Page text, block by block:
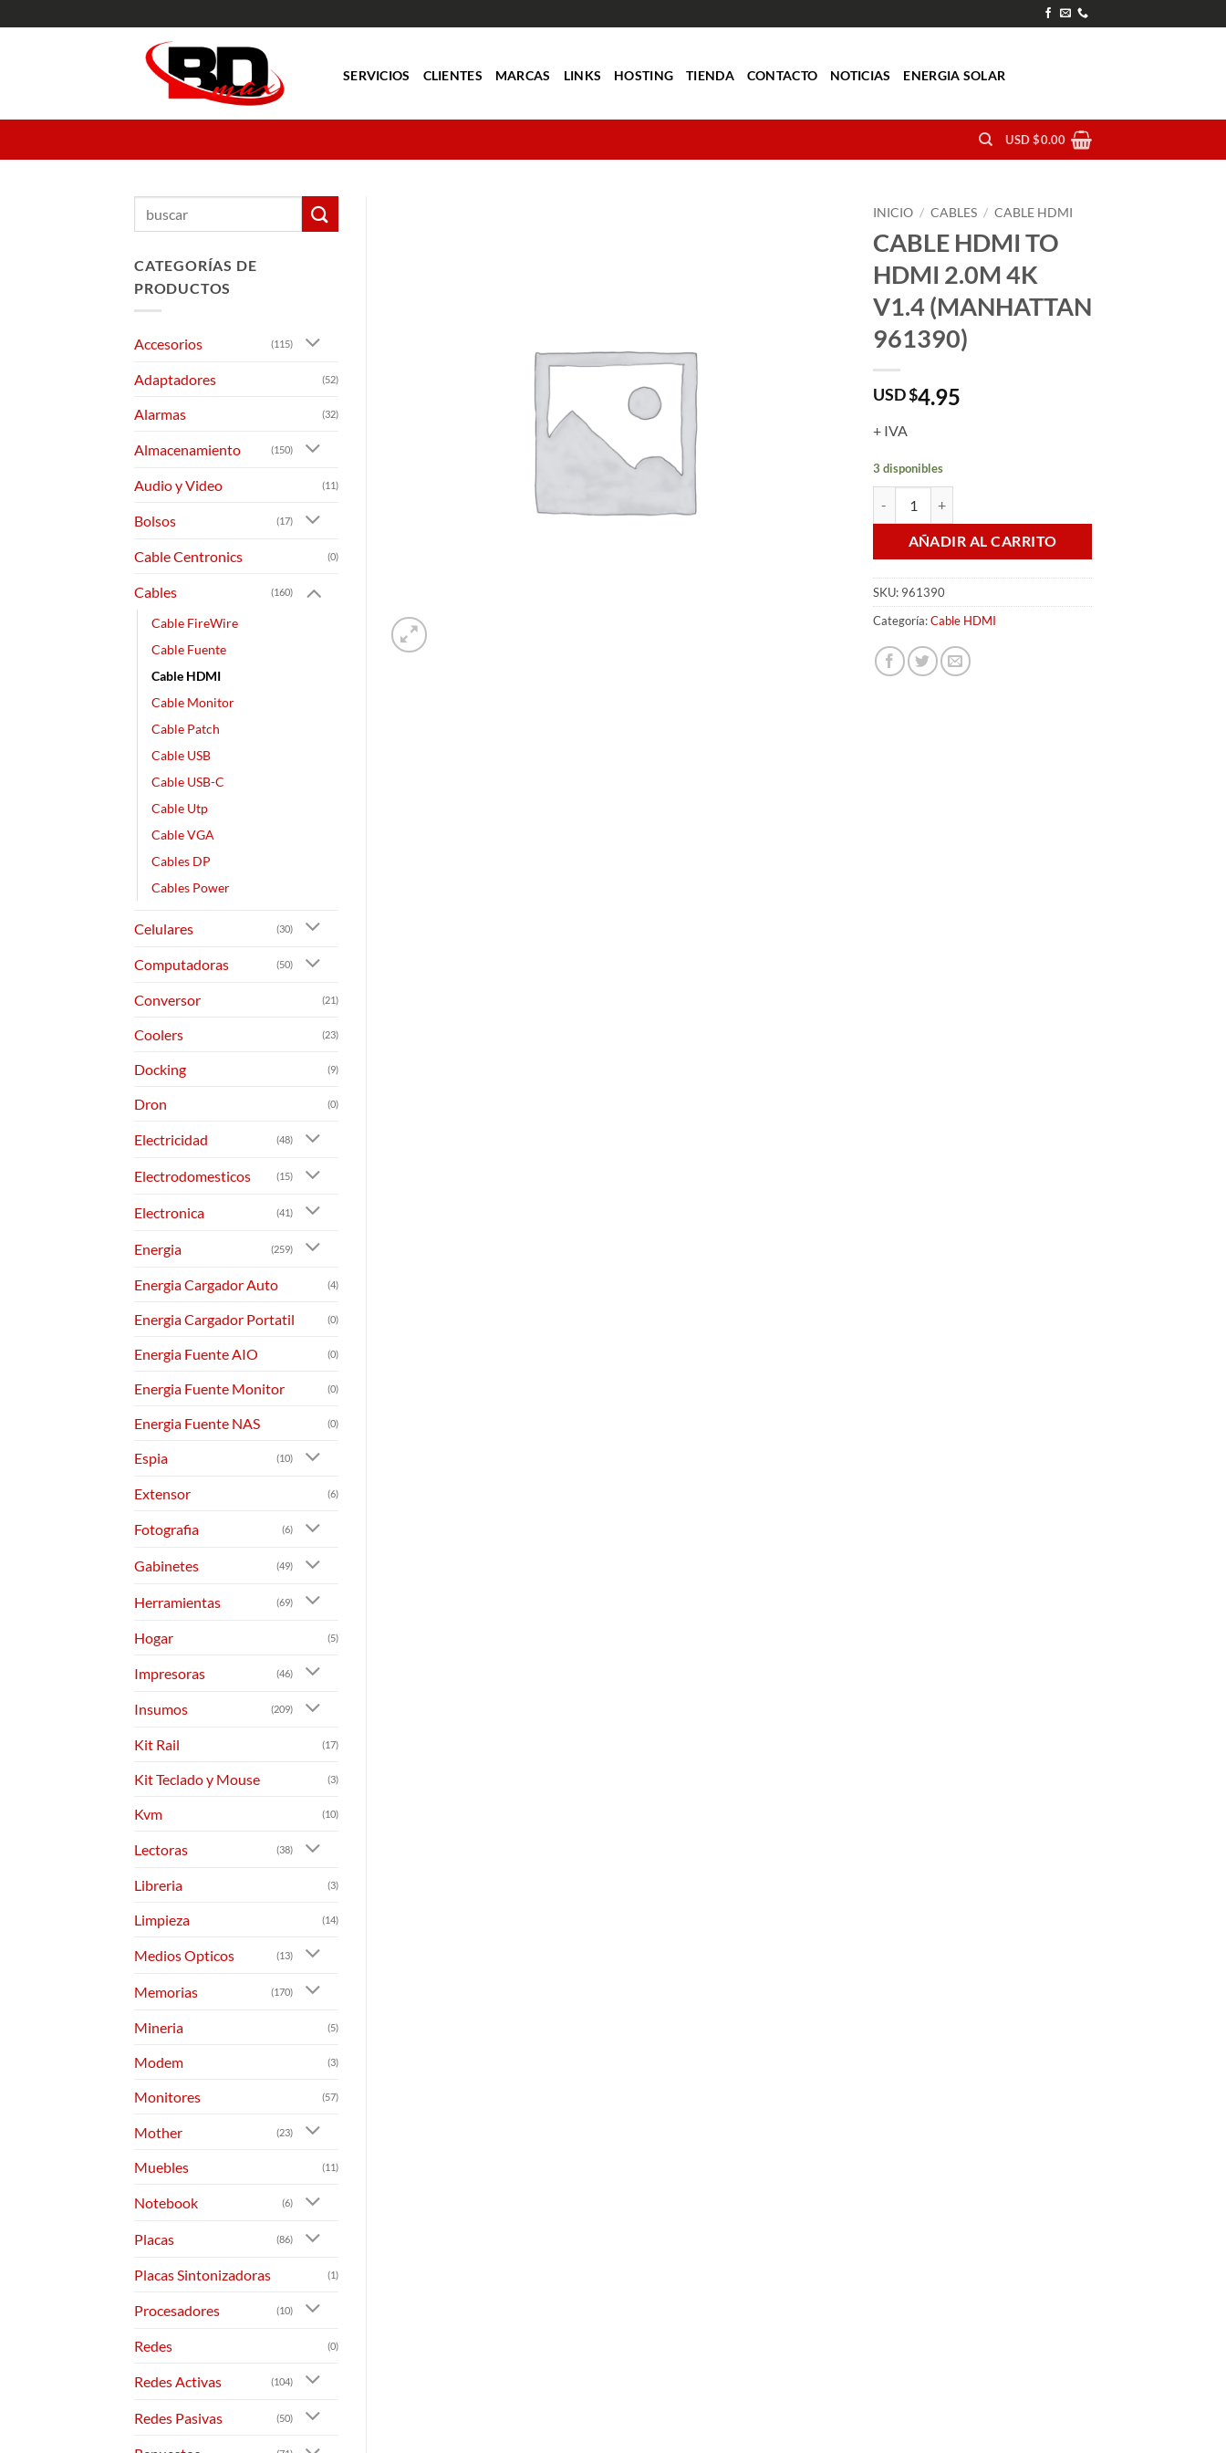
al
SERVICIOS CLIENTES MARCAS LINKS HOSTING TIENDA CONTACTO NOTICIAS ENERGIA SOLAR
USD $0.00
INICIO / CABLES / CABLE HDMI
CABLE HDMI TO
HDMI 2.0M 4K
V1.4 (MANHATTAN
961390)
USD $4.95
+ IVA
3 disponibles
AÑADIR AL CARRITO
SKU: 961390
Categoría:Cable HDMI
CATEGORÍAS DE
PRODUCTOS
Accesorios (115)
Adaptadores (52)
Alarmas (32)
Almacenamiento (150)
Audio y Video (11)
Bolsos (17)
Cable Centronics (0)
Cables (160)
Cable FireWire
Cable Fuente
Cable HDMI
Cable Monitor
Cable Patch
Cable USB
Cable USB-C
Cable Utp
Cable VGA
Cables DP
Cables Power
Celulares (30)
Computadoras (50)
Conversor (21)
Coolers (23)
Docking (9)
Dron (0)
Electricidad (48)
Electrodomesticos (15)
Electronica (41)
Energia (259)
Energia Cargador Auto (4)
Energia Cargador Portatil (0)
Energia Fuente AIO (0)
Energia Fuente Monitor (0)
Energia Fuente NAS (0)
Espia (10)
Extensor (6)
Fotografia (6)
Gabinetes (49)
Herramientas (69)
Hogar (5)
Impresoras (46)
Insumos (209)
Kit Rail (17)
Kit Teclado y Mouse (3)
Kvm (10)
Lectoras (38)
Libreria (3)
Limpieza (14)
Medios Opticos (13)
Memorias (170)
Mineria (5)
Modem (3)
Monitores (57)
Mother (23)
Muebles (11)
Notebook (6)
Placas (86)
Placas Sintonizadoras (1)
Procesadores (10)
Redes (0)
Redes Activas (104)
Redes Pasivas (50)